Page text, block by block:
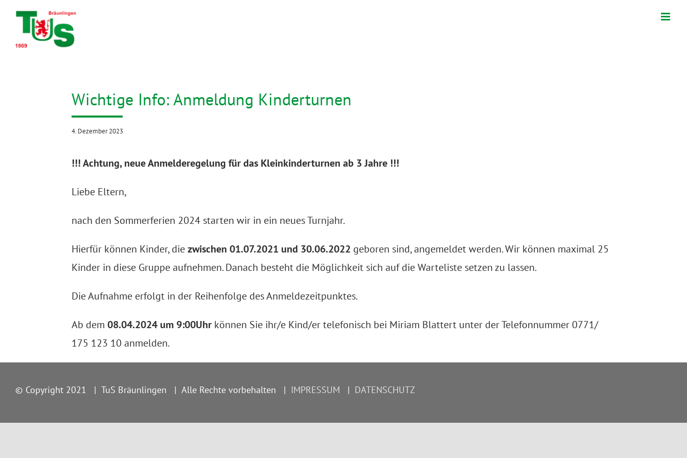
Zum
springen
Wichtige Info: Anmeldung Kinderturnen
4. Dezember 2023
!!! Achtung, neue Anmelderegelung für das Kleinkinderturnen ab 3 Jahre !!!
Liebe Eltern,
nach den Sommerferien 2024 starten wir in ein neues Turnjahr.
Hierfür können Kinder, diezwischen 01.07.2021 und 30.06.2022 geboren sind, angemeldet werden. Wir können maximal 25
Kinder in diese Gruppe aufnehmen. Danach besteht die Möglichkeit sich auf die Warteliste setzen zu lassen.
Die Aufnahme erfolgt in der Reihenfolge des Anmeldezeitpunktes.
Ab dem 08.04.2024 um 9:00Uhrkönnen Sie ihr/e Kind/er telefonisch bei Miriam Blattert unter der Telefonnummer 0771/
175 123 10 anmelden.
© Copyright 2021 | TuS Bräunlingen | Alle Rechte vorbehalten | IMPRESSUM | DATENSCHUTZ